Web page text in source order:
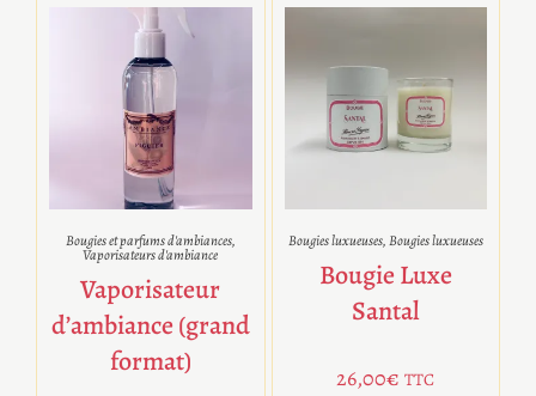
Bougies et parfums d'ambiances,
Vaporisateurs d'ambiance
Vaporisateur
d’ambiance (grand
format)
Bougies luxueuses,Bougies luxueuses
Bougie Luxe
Santal
26,00€ TTC